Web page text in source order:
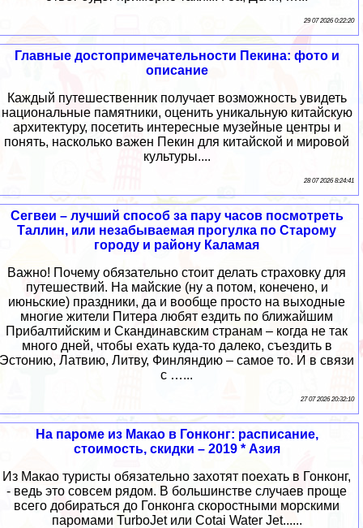
29 07 2026 0:22:20
Главные достопримечательности Пекина: фото и
описание
Каждый путешественник получает возможность увидеть
национальные памятники, оценить уникальную китайскую
архитектуру, посетить интересные музейные центры и
понять, насколько важен Пекин для китайской и мировой
культуры....
28 07 2026 8:24:41
Сегвеи – лучший способ за пару часов посмотреть
Таллин, или незабываемая прогулка по Старому
городу и району Каламая
Важно! Почему обязательно стоит делать страховку для
путешествий. На майские (ну а потом, конечено, и
июньские) праздники, да и вообще просто на выходные
многие жители Питера любят ездить по ближайшим
Прибалтийским и Скандинавским странам – когда не так
много дней, чтобы ехать куда-то далеко, съездить в
Эстонию, Латвию, Литву, Финляндию – самое то. И в связи
с …...
27 07 2026 20:32:10
На пароме из Макао в Гонконг: расписание,
стоимость, скидки – 2019 * Азия
Из Макао туристы обязательно захотят поехать в Гонконг,
- ведь это совсем рядом. В большинстве случаев проще
всего добираться до Гонконга скоростными морскими
паромами TurboJet или Cotai Water Jet......